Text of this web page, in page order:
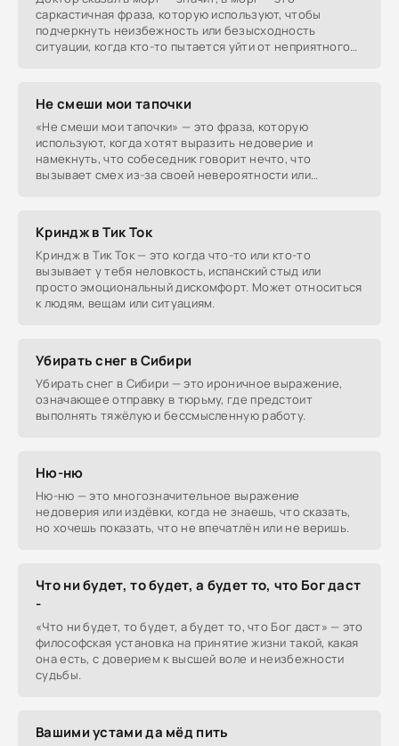
саркастичная фраза, которую используют, чтобы
подчеркнуть неизбежность или безысходность
ситуации, когда кто-то пытается уйти от неприятного
Не смеши мои тапочки
«Не смеши мои тапочки» — это фраза, которую
используют, когда хотят выразить недоверие и
намекнуть, что собеседник говорит нечто, что
вызывает смех из-за своей невероятности или
Криндж в Тик Ток
Криндж в Тик Ток — это когда что-то или кто-то
вызывает у тебя неловкость, испанский стыд или
просто эмоциональный дискомфорт. Может относиться
к людям, вещам или ситуациям.
Убирать снег в Сибири
Убирать снег в Сибири — это ироничное выражение,
означающее отправку в тюрьму, где предстоит
выполнять тяжёлую и бессмысленную работу.
Ню-ню
Ню-ню — это многозначительное выражение
недоверия или издёвки, когда не знаешь, что сказать,
но хочешь показать, что не впечатлён или не веришь.
Что ни будет, то будет, а будет то, что Бог даст
-
«Что ни будет, то будет, а будет то, что Бог даст» — это
философская установка на принятие жизни такой, какая
она есть, с доверием к высшей воле и неизбежности
судьбы.
Вашими устами да мёд пить